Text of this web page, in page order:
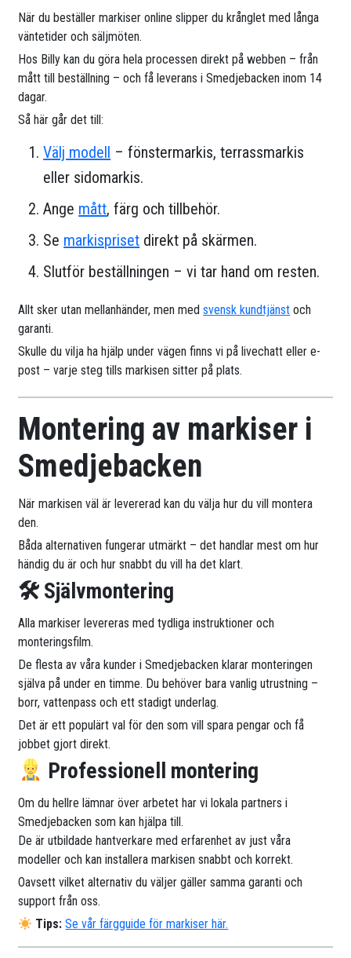
När du beställer markiser online slipper du krånglet med långa
väntetider och säljmöten.
Hos Billy kan du göra hela processen direkt på webben – från
mått till beställning – och få leverans i Smedjebacken inom 14
dagar.
Så här går det till:
Välj modell – fönstermarkis, terrassmarkis
eller sidomarkis.
Ange mått, färg och tillbehör.
Se markispriset direkt på skärmen.
Slutför beställningen – vi tar hand om resten.
Allt sker utan mellanhänder, men medsvensk kundtjänst och
garanti.
Skulle du vilja ha hjälp under vägen finns vi på livechatt eller e-
post – varje steg tills markisen sitter på plats.
Montering av markiser i
Smedjebacken
När markisen väl är levererad kan du välja hur du vill montera
den.
Båda alternativen fungerar utmärkt – det handlar mest om hur
händig du är och hur snabbt du vill ha det klart.
🛠 Självmontering
Alla markiser levereras med tydliga instruktioner och
monteringsfilm.
De flesta av våra kunder i Smedjebacken klarar monteringen
själva på under en timme. Du behöver bara vanlig utrustning –
borr, vattenpass och ett stadigt underlag.
Det är ett populärt val för den som vill spara pengar och få
jobbet gjort direkt.
Professionell montering
Om du hellre lämnar över arbetet har vi lokala partners i
Smedjebacken som kan hjälpa till.
De är utbildade hantverkare med erfarenhet av just våra
modeller och kan installera markisen snabbt och korrekt.
Oavsett vilket alternativ du väljer gäller samma garanti och
support från oss.
Tips: Se vår färgguide för markiser här.